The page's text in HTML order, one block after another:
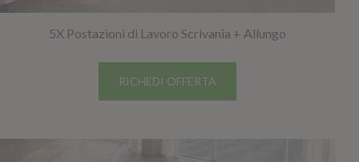
5X Postazioni di Lavoro Scrivania + Allungo
RICHEDI OFFERTA